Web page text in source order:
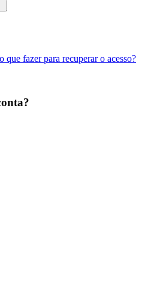
que fazer para recuperar o acesso?